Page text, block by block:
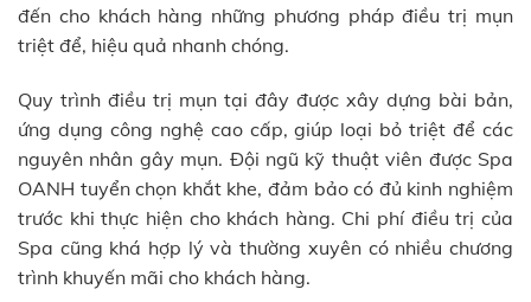
đến cho khách hàng những phương pháp điều trị mụn
triệt để, hiệu quả nhanh chóng.
Quy trình điều trị mụn tại đây được xây dựng bài bản,
ứng dụng công nghệ cao cấp, giúp loại bỏ triệt để các
nguyên nhân gây mụn. Đội ngũ kỹ thuật viên được Spa
OANH tuyển chọn khắt khe, đảm bảo có đủ kinh nghiệm
trước khi thực hiện cho khách hàng. Chi phí điều trị của
Spa cũng khá hợp lý và thường xuyên có nhiều chương
trình khuyến mãi cho khách hàng.